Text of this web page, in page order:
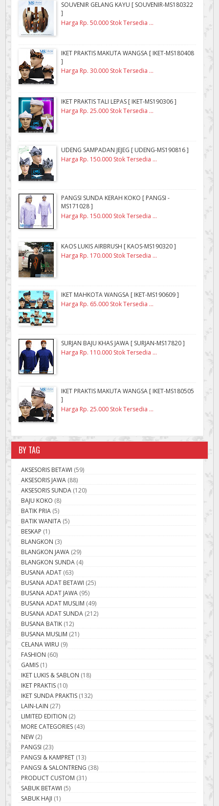
SOUVENIR GELANG KAYU [ SOUVENIR-MS180322
]
Harga Rp. 50.000 Stok Tersedia ...
IKET PRAKTIS MAKUTA WANGSA [ IKET-MS180408
]
Harga Rp. 30.000 Stok Tersedia ...
IKET PRAKTIS TALI LEPAS [ IKET-MS190306 ]
Harga Rp. 25.000 Stok Tersedia ...
UDENG SAMPADAN JEJEG [ UDENG-MS190816 ]
Harga Rp. 150.000 Stok Tersedia ...
PANGSI SUNDA KERAH KOKO [ PANGSI -
MS171028 ]
Harga Rp. 150.000 Stok Tersedia ...
KAOS LUKIS AIRBRUSH [ KAOS-MS190320 ]
Harga Rp. 170.000 Stok Tersedia ...
IKET MAHKOTA WANGSA [ IKET-MS190609 ]
Harga Rp. 65.000 Stok Tersedia ...
SURJAN BAJU KHAS JAWA [ SURJAN-MS17820 ]
Harga Rp. 110.000 Stok Tersedia ...
IKET PRAKTIS MAKUTA WANGSA [ IKET-MS180505
]
Harga Rp. 25.000 Stok Tersedia ...
BY TAG
AKSESORIS BETAWI (59)
AKSESORIS JAWA (88)
AKSESORIS SUNDA (120)
BAJU KOKO (8)
BATIK PRIA (5)
BATIK WANITA (5)
BESKAP (1)
BLANGKON (3)
BLANGKON JAWA (29)
BLANGKON SUNDA (4)
BUSANA ADAT (63)
BUSANA ADAT BETAWI (25)
BUSANA ADAT JAWA (95)
BUSANA ADAT MUSLIM (49)
BUSANA ADAT SUNDA (212)
BUSANA BATIK (12)
BUSANA MUSLIM (21)
CELANA WIRU (9)
FASHION (60)
GAMIS (1)
IKET LUKIS & SABLON (18)
IKET PRAKTIS (10)
IKET SUNDA PRAKTIS (132)
LAIN-LAIN (27)
LIMITED EDITION (2)
MORE CATEGORIES (43)
NEW (2)
PANGSI (23)
PANGSI & KAMPRET (13)
PANGSI & SALONTRENG (38)
PRODUCT CUSTOM (31)
SABUK BETAWI (5)
SABUK HAJI (1)